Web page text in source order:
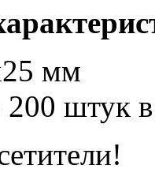
мм
штук